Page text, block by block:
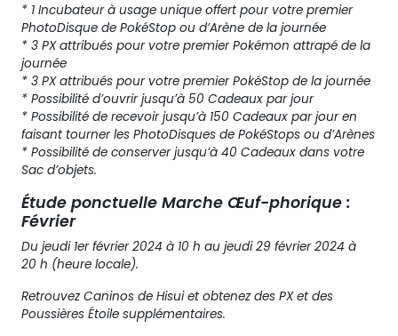
* 1 Incubateur à usage unique offert pour votre premier
PhotoDisque de PokéStop ou d’Arène de la journée
* 3 PX attribués pour votre premier Pokémon attrapé de la
journée
* 3 PX attribués pour votre premier PokéStop de la journée
* Possibilité d’ouvrir jusqu’à 50 Cadeaux par jour
* Possibilité de recevoir jusqu’à 150 Cadeaux par jour en
faisant tourner les PhotoDisques de PokéStops ou d’Arènes
* Possibilité de conserver jusqu’à 40 Cadeaux dans votre
Sac d’objets.
Étude ponctuelle Marche Œuf-phorique :
Février
Du jeudi 1er février 2024 à 10 h au jeudi 29 février 2024 à
20 h (heure locale).
Retrouvez Caninos de Hisui et obtenez des PX et des
Poussières Étoile supplémentaires.